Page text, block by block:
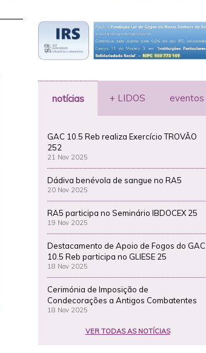
notícias + LIDOS eventos
GAC 10.5 Reb realiza Exercício TROVÃO
252
21 Nov 2025
Dádiva benévola de sangue no RA5
20 Nov 2025
RA5 participa no Seminário IBDOCEX 25
19 Nov 2025
Destacamento de Apoio de Fogos do GAC
10.5 Reb participa no GLIESE 25
18 Nov 2025
Cerimónia de Imposição de
Condecorações a Antigos Combatentes
18 Nov 2025
VER TODAS AS NOTÍCIAS